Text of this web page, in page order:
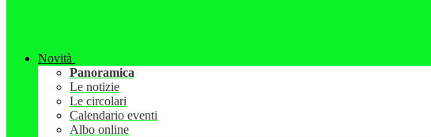
Novità
Panoramica
Le notizie
Le circolari
Calendario eventi
Albo online